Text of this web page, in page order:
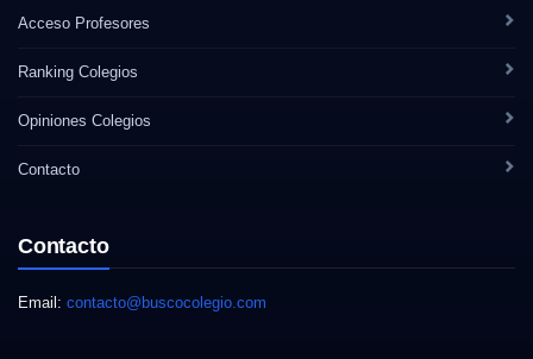
Acceso Profesores
Ranking Colegios
Opiniones Colegios
Contacto
Contacto
Email: contacto@buscocolegio.com